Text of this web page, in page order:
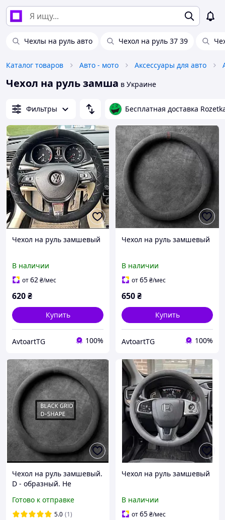
Чехлы на руль авто Чехол на руль 37 39
Каталог товаров Авто - мото Аксессуары для авто
Чехол на руль замша в Украине
Фильтры Бесплатная доставка
Чехол на руль замшевый
В наличии
от62₴/мес
620₴
Купить
AvtoartTG 100%
Чехол на руль замшевый
В наличии
от65₴/мес
650₴
Купить
AvtoartTG 100%
Чехол на руль замшевый.
D - образный. Не
всезезонный
Готово к отправке
5.0 (1)
Чехол на руль замшевый
В наличии
от65₴/мес